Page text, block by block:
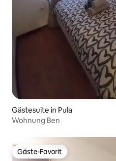
Gästesuite in Pula
Wohnung Ben
Gäste-Favorit
Gäste-Favorit